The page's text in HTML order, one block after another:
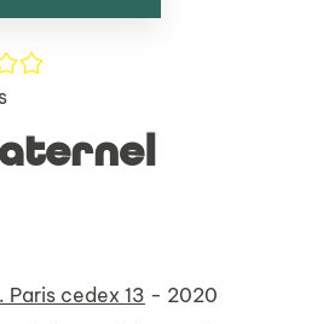
Paris cedex 13 - 2020